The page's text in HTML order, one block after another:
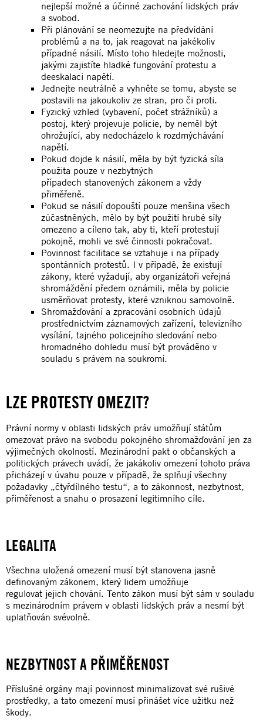
nejlepší možné a účinné zachování lidských práv
a svobod.
Při plánování se neomezujte na předvídání
problémů a na to, jak reagovat na jakékoliv
případné násilí. Místo toho hledejte možnosti,
jakými zajistíte hladké fungování protestu a
deeskalaci napětí.
Jednejte neutrálně a vyhněte se tomu, abyste se
postavili na jakoukoliv ze stran, pro či proti.
Fyzický vzhled (vybavení, počet strážníků) a
postoj, který projevuje policie, by neměl být
ohrožující, aby nedocházelo k rozdmýchávání
napětí.
Pokud dojde k násilí, měla by být fyzická síla
použita pouze v nezbytných
případech stanovených zákonem a vždy
přiměřeně.
Pokud se násilí dopouští pouze menšina všech
zúčastněných, mělo by být použití hrubé síly
omezeno a cíleno tak, aby ti, kteří protestují
pokojně, mohli ve své činnosti pokračovat.
Povinnost facilitace se vztahuje i na případy
spontánních protestů. I v případě, že existují
zákony, které vyžadují, aby organizátoři veřejná
shromáždění předem oznámili, měla by policie
usměrňovat protesty, které vzniknou samovolně.
Shromažďování a zpracování osobních údajů
prostřednictvím záznamových zařízení, televizního
vysílání, tajného policejního sledování nebo
hromadného dohledu musí být prováděno v
souladu s právem na soukromí.
LZE PROTESTY OMEZIT?
Právní normy v oblasti lidských práv umožňují státům
omezovat právo na svobodu pokojného shromažďování jen za
výjimečných okolností. Mezinárodní pakt o občanských a
politických právech uvádí, že jakákoliv omezení tohoto práva
přicházejí v úvahu pouze v případě, že splňují všechny
požadavky „čtyřdílného testu“, a to zákonnost, nezbytnost,
přiměřenost a snahu o prosazení legitimního cíle.
LEGALITA
Všechna uložená omezení musí být stanovena jasně
definovaným zákonem, který lidem umožňuje
regulovat jejich chování. Tento zákon musí být sám v souladu
s mezinárodním právem v oblasti lidských práv a nesmí být
uplatňován svévolně.
NEZBYTNOST A PŘIMĚŘENOST
Příslušné orgány mají povinnost minimalizovat své rušivé
prostředky, a tato omezení musí přinášet více užitku než
škody.